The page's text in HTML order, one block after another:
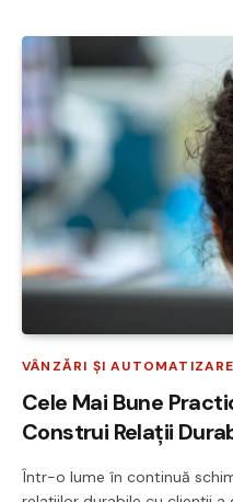
VÂNZĂRI ȘI AUTOMATIZARE
Cele Mai Bune
Construi Relații
Într-o lume în continuă